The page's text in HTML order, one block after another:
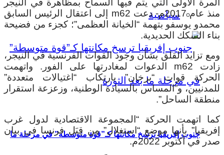
سياسية
جنوب إفريقيا ترسخ مكانتها كـ”قوة متوسطة” في مرحلة ما
المرة الأولى التي يتم فيها السماح بمظاهرة في النيجر
منذ عام 2017م- دعت m62 إلى اعتقال الرئيس السابق
محمدو يوسفو بتهمة “الخيانة العظمى”؛ كجزء من فضيحة
بناء السكك الحديدية.
ومع تزايد القلق بشأن وجود القوات الفرنسية في النيجر،
زادت m62 الدعوات لمغادرتها على الفور. واتهمت
الحركة قوات “برخان” بارتكاب “اغتيالات متعددة”
للمدنيين، و”المساس بالسيادة الوطنية، وزعزعة استقرار
منطقة الساحل”.
كما اتهمت الحركة “المجموعة الاقتصادية لدول غرب
إفريقيا” بأنها موضع “استغلال” مِن قِبَل فرنسا في بيان
صدر في أكتوبر 2022م.